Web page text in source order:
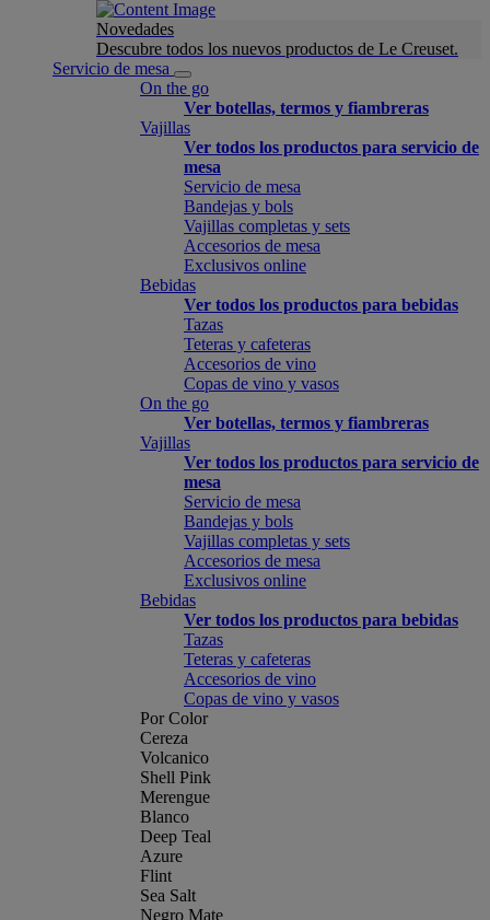
Novedades
Descubre todos los nuevos productos de Le Creuset.
Servicio de mesa
On the go
Ver botellas, termos y fiambreras
Vajillas
Ver todos los productos para servicio de
mesa
Servicio de mesa
Bandejas y bols
Vajillas completas y sets
Accesorios de mesa
Exclusivos online
Bebidas
Ver todos los productos para bebidas
Tazas
Teteras y cafeteras
Accesorios de vino
Copas de vino y vasos
On the go
Ver botellas, termos y fiambreras
Vajillas
Ver todos los productos para servicio de
mesa
Servicio de mesa
Bandejas y bols
Vajillas completas y sets
Accesorios de mesa
Exclusivos online
Bebidas
Ver todos los productos para bebidas
Tazas
Teteras y cafeteras
Accesorios de vino
Copas de vino y vasos
Por Color
Cereza
Volcanico
Shell Pink
Merengue
Blanco
Deep Teal
Azure
Flint
Sea Salt
Negro Mate